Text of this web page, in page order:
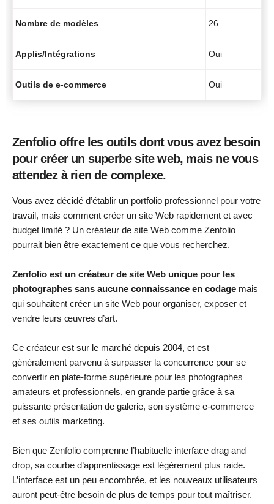
Nombre de modèles 26
Applis/Intégrations Oui
Outils de e-commerce Oui
Zenfolio offre les outils dont vous avez besoin
pour créer un superbe site web, mais ne vous
attendez à rien de complexe.
Vous avez décidé d’établir un portfolio professionnel pour votre
travail, mais comment créer un site Web rapidement et avec
budget limité ? Un créateur de site Web comme Zenfolio
pourrait bien être exactement ce que vous recherchez.
Zenfolio est un créateur de site Web unique pour les
photographes sans aucune connaissance en codage mais
qui souhaitent créer un site Web pour organiser, exposer et
vendre leurs œuvres d’art.
Ce créateur est sur le marché depuis 2004, et est
généralement parvenu à surpasser la concurrence pour se
convertir en plate-forme supérieure pour les photographes
amateurs et professionnels, en grande partie grâce à sa
puissante présentation de galerie, son système e-commerce
et ses outils marketing.
Bien que Zenfolio comprenne l’habituelle interface drag and
drop, sa courbe d’apprentissage est légèrement plus raide.
L’interface est un peu encombrée, et les nouveaux utilisateurs
auront peut-être besoin de plus de temps pour tout maîtriser.